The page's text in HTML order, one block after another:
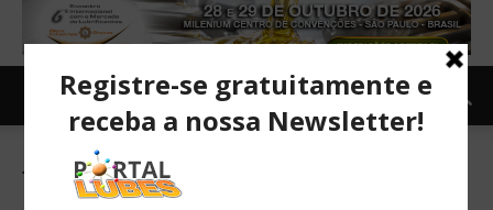
Tag: fiscalização